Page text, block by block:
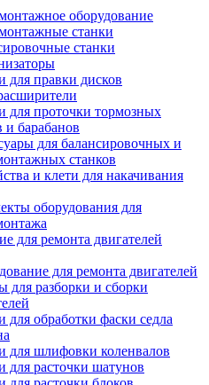
оборудование
станки
станки
для правки дисков
для проточки тормозных
и барабанов
для балансировочных и
станков
и клети для накачивания
оборудования для
для ремонта двигателей
для ремонта двигателей
для разборки и сборки
для обработки фаски седла
для шлифовки коленвалов
для расточки шатунов